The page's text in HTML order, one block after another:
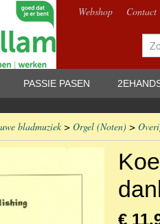
Webshop Contact
PASSIE PASEN
bladmuziek> Orgel (Noten) >
€